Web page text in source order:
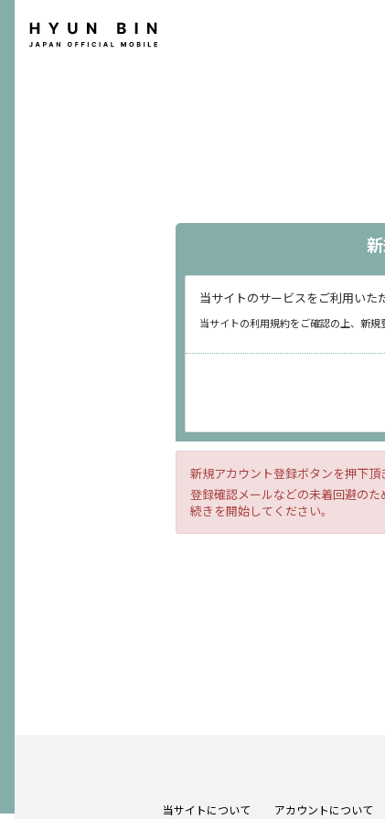
当サイトのサービスをご利用いた
当サイトの利用規約をご確認の上、新規
新規アカウント登録ボタンを押下頂
登録確認メールなどの未着回避の
続きを開始してください。
当サイトについて アカウントについて